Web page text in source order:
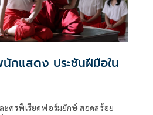
กแสดง ประชันฝีมือใน
ะครพีเรียดฟอร์มยักษ์ สอดสร้อย